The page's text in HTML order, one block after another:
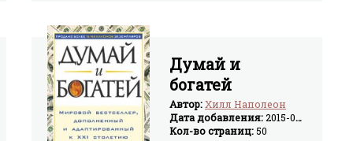
Думай и
богатей
Автор:Хилл Наполеон
Дата добавления:2015-04-15
Кол-во страниц: 50